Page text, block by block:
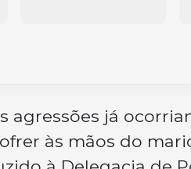
agressões já
às mãos do